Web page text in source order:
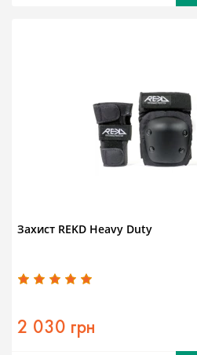
Захист REKD Heavy Duty
2 030 грн